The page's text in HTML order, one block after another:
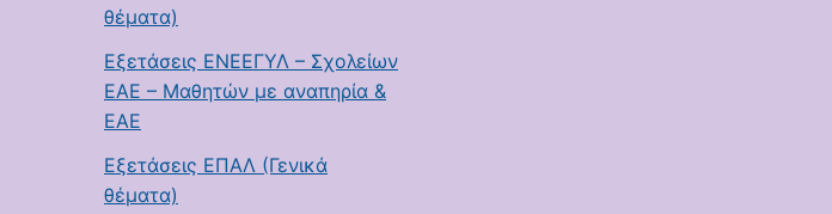
θέματα)
Εξετάσεις ΕΝΕΕΓΥΛ – Σχολείων
ΕΑΕ – Μαθητών με αναπηρία &
ΕΑΕ
Εξετάσεις ΕΠΑΛ (Γενικά
θέματα)